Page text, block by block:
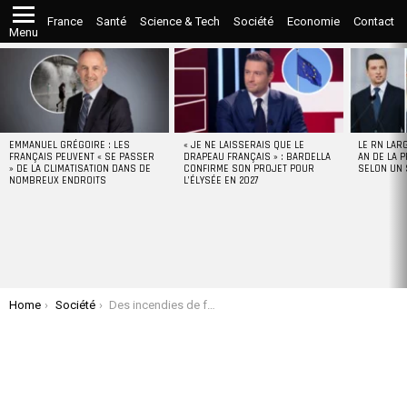
Menu
France Santé Science & Tech Société Economie Contact
STORIES
EMMANUEL GRÉGOIRE : LES
FRANÇAIS PEUVENT « SE PASSER
» DE LA CLIMATISATION DANS DE
NOMBREUX ENDROITS
« JE NE LAISSERAIS QUE LE
DRAPEAU FRANÇAIS » : BARDELLA
CONFIRME SON PROJET POUR
L’ÉLYSÉE EN 2027
LE RN
AN DE LA
SELON UN
You are here:
Home Société Des incendies de forêt font rage près de Jérusalem, Israël déclare l’état d’urgence